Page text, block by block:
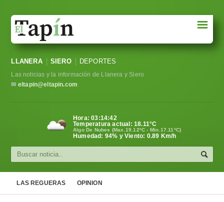
Sociedad
Política
Cultura
☰
LLANERA SIERO DEPORTES
Las noticias y la información de Llanera y Siero
✉ eltapin@eltapin.com
Hora:03:14:43
Temperatura actual: 18.11°C
Algo De Nubes (Max.19.12ºC - Min.17.11ºC)
Humedad: 94% y Viento: 0.89 Km/h
LAS REGUERAS OPINION